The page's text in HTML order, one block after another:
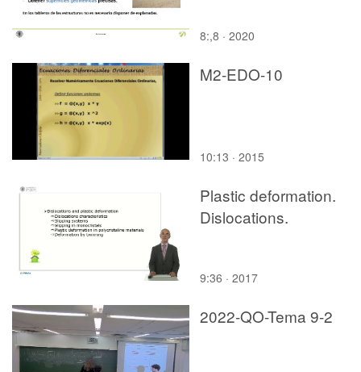
8:,8 · 2020
M2-EDO-10
10:13 · 2015
Plastic deformation.
Dislocations.
9:36 · 2017
2022-QO-Tema 9-2